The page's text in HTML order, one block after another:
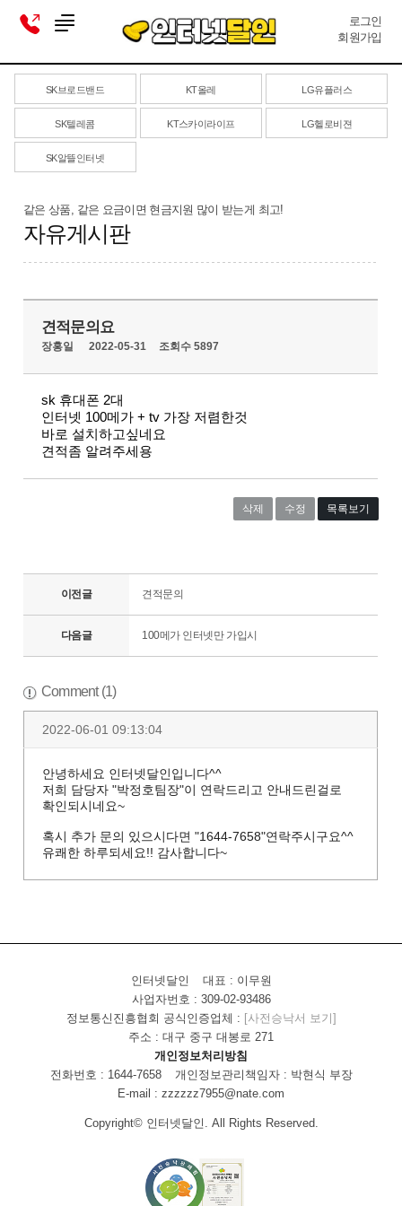
로그인
회원가입
SK브로드밴드 KT올레 LG유플러스
SK텔레콤 KT스카이라이프 LG헬로비젼
SK알뜰인터넷
같은 상품, 같은 요금이면 현금지원 많이 받는게 최고!
자유게시판
견적문의요
장홍일 2022-05-31 조회수 5897
sk 휴대폰 2대
인터넷 100메가 + tv 가장 저렴한것
바로 설치하고싶네요
견적좀 알려주세용
삭제 수정 목록보기
이전글 견적문의
다음글 100메가 인터넷만 가입시
Comment (1)
2022-06-01 09:13:04
안녕하세요 인터넷달인입니다^^
저희 담당자 "박정호팀장"이 연락드리고 안내드린걸로
확인되시네요~
혹시 추가 문의 있으시다면 "1644-7658"연락주시구요^^
유쾌한 하루되세요!! 감사합니다~
인터넷달인
대표 : 이무원
사업자번호 : 309-02-93486
정보통신진흥협회 공식인증업체 : [사전승낙서 보기]
주소 : 대구 중구 대봉로 271
개인정보처리방침
전화번호 : 1644-7658
개인정보관리책임자 : 박현식 부장
E-mail : zzzzzz7955@nate.com
Copyright© 인터넷달인. All Rights Reserved.